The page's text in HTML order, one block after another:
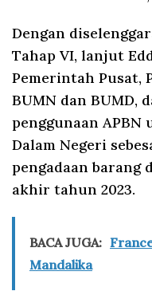
Dengan
Tahap VI, lanjut
Pemerintah Pusat,
BUMN dan BUMD,
penggunaan
Dalam Negeri
pengadaan barang
akhir tahun 2023.
BACA JUGA:
Mandalika